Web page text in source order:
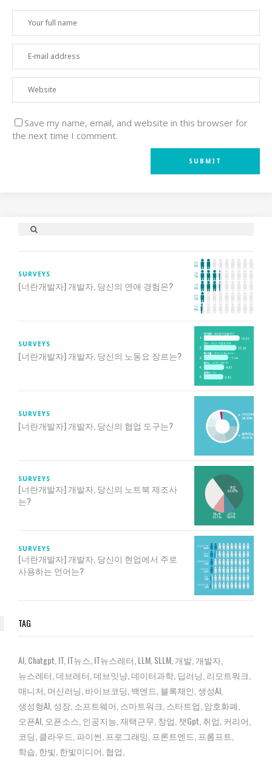
Save my name, email, and website in this browser for
the next time I comment.
SURVEYS
[너란개발자] 개발자, 당신의 연애 경험은?
SURVEYS
[너란개발자] 개발자, 당신의 노동요 장르는?
SURVEYS
[너란개발자] 개발자, 당신의 협업 도구는?
SURVEYS
[너란개발자] 개발자, 당신의 노트북 제조사
는?
SURVEYS
[너란개발자] 개발자, 당신이 현업에서 주로
사용하는 언어는?
TAG
AI Chatgpt IT IT뉴스 IT뉴스레터 LLM SLLM 개발 개발자
뉴스레터 데브레터 데브잇냥 데이터과학 딥러닝 리모트워크
매니저 머신러닝 바이브코딩 백엔드 블록체인 생성AI
생성형AI 성장 소프트웨어 스마트워크 스타트업 암호화폐
오픈AI 오픈소스 인공지능 재택근무 창업 챗gpt 취업 커리어
코딩 클라우드 파이썬 프로그래밍 프론트엔드 프롬프트
학습 한빛 한빛미디어 협업